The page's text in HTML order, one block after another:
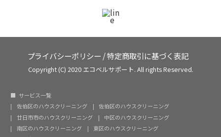
プライバシーポリシー /特定商取引に基づく表記
Copyright (C) 2020 エコベルサポート. All rights Reserved.
サービス一覧
佐伯区のハウスクリーニング
佐伯区のハウスクリーニング
廿日市市のハウスクリーニング
中区のハウスクリーニング
南区のハウスクリーニング
東区のハウスクリーニング